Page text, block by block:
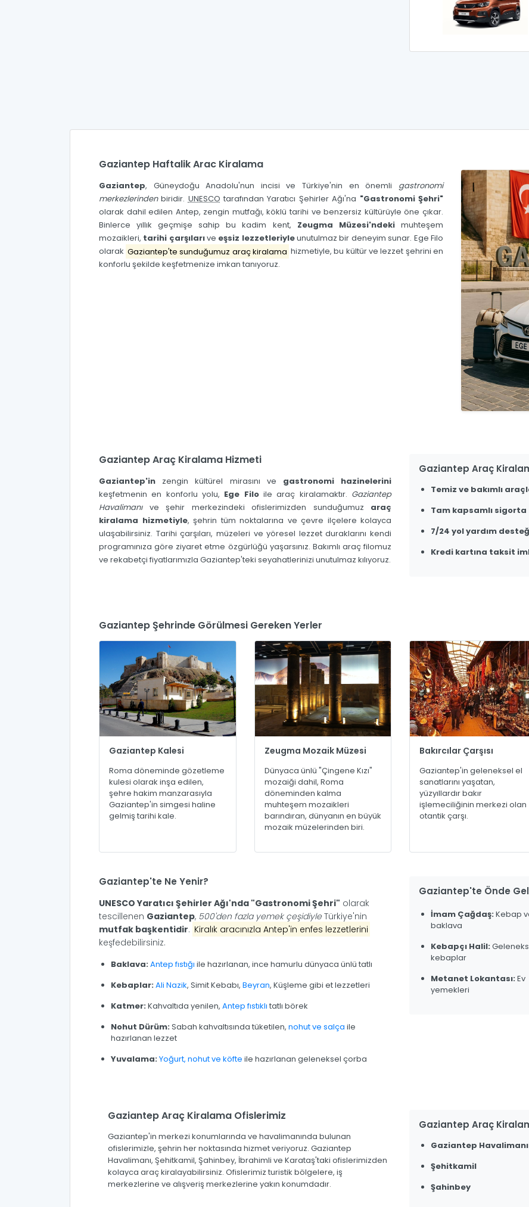
Gaziantep Haftalik Arac Kiralama
Gaziantep, Güneydoğu Anadolu'nun incisi ve Türkiye'nin en önemli gastronomi
merkezlerindenbiridir. UNESCO tarafından Yaratıcı Şehirler Ağı'na "Gastronomi Şehri"
olarak dahil edilen Antep, zengin mutfağı, köklü tarihi ve benzersiz kültürüyle öne çıkar.
Binlerce yıllık geçmişe sahip bu kadim kent, Zeugma Müzesi'ndekimuhteşem
mozaikleri, tarihi çarşılarıve eşsiz lezzetleriyleunutulmaz bir deneyim sunar. Ege Filo
olarak Gaziantep'te sunduğumuz araç kiralama hizmetiyle, bu kültür ve lezzet şehrini en
konforlu şekilde keşfetmenize imkan tanıyoruz.
Gaziantep Araç Kiralama Hizmeti
Gaziantep'in zengin kültürel mirasını ve gastronomi hazinelerini
keşfetmenin en konforlu yolu, Ege Filoile araç kiralamaktır. Gaziantep
Havalimanıve şehir merkezindeki ofislerimizden sunduğumuz araç
kiralama hizmetiyle, şehrin tüm noktalarına ve çevre ilçelere kolayca
ulaşabilirsiniz. Tarihi çarşıları, müzeleri ve yöresel lezzet duraklarını kendi
programınıza göre ziyaret etme özgürlüğü yaşarsınız. Bakımlı araç filomuz
ve rekabetçi fiyatlarımızla Gaziantep'teki seyahatlerinizi unutulmaz kılıyoruz.
Gaziantep Araç
Temiz ve bakımlı
Tam kapsamlı sigorta
7/24 yol yardım
Kredi kartına taksit
Gaziantep Şehrinde Görülmesi Gereken Yerler
Gaziantep Kalesi
Roma döneminde gözetleme
kulesi olarak inşa edilen,
şehre hakim manzarasıyla
Gaziantep'in simgesi haline
gelmiş tarihi kale.
Zeugma Mozaik Müzesi
Dünyaca ünlü "Çingene Kızı"
mozaiği dahil, Roma
döneminden kalma
muhteşem mozaikleri
barındıran, dünyanın en büyük
mozaik müzelerinden biri.
Bakırcılar Çarşısı
Gaziantep'in geleneksel el
sanatlarını yaşatan,
yüzyıllardır bakır
işlemeciliğinin merkezi olan
otantik çarşı.
Gaziantep'te Ne Yenir?
UNESCO Yaratıcı Şehirler Ağı'nda "Gastronomi Şehri" olarak
tescillenen Gaziantep, 500'den fazla yemek çeşidiyleTürkiye'nin
mutfak başkentidir. Kiralık aracınızla Antep'in enfes lezzetlerini
keşfedebilirsiniz.
Baklava:Antep fıstığı ile hazırlanan, ince hamurlu dünyaca ünlü tatlı
Kebaplar:Ali Nazik, Simit Kebabı, Beyran, Küşleme gibi et lezzetleri
Katmer:Kahvaltıda yenilen, Antep fıstıklı tatlı börek
Nohut Dürüm:Sabah kahvaltısında tüketilen, nohut ve salça ile
hazırlanan lezzet
Yuvalama:Yoğurt, nohut ve köfte ile hazırlanan geleneksel çorba
Gaziantep'te Önde
İmam Çağdaş: Kebap
baklava
Kebapçı Halil:
kebaplar
Metanet Lokantası: Ev
yemekleri
Gaziantep Araç Kiralama Ofislerimiz
Gaziantep'in merkezi konumlarında ve havalimanında bulunan
ofislerimizle, şehrin her noktasında hizmet veriyoruz. Gaziantep
Havalimanı, Şehitkamil, Şahinbey, İbrahimli ve Karataş'taki ofislerimizden
kolayca araç kiralayabilirsiniz. Ofislerimiz turistik bölgelere, iş
merkezlerine ve alışveriş merkezlerine yakın konumdadır.
Gaziantep Araç
Gaziantep Havalimanı
Şehitkamil
Şahinbey